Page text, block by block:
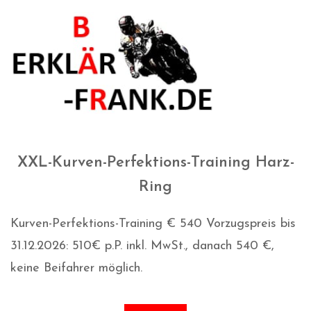
XXL-Kurven-Perfektions-Training Harz-
Ring
Kurven-Perfektions-Training € 540 Vorzugspreis bis
31.12.2026: 510€ p.P. inkl. MwSt., danach 540 €,
keine Beifahrer möglich.